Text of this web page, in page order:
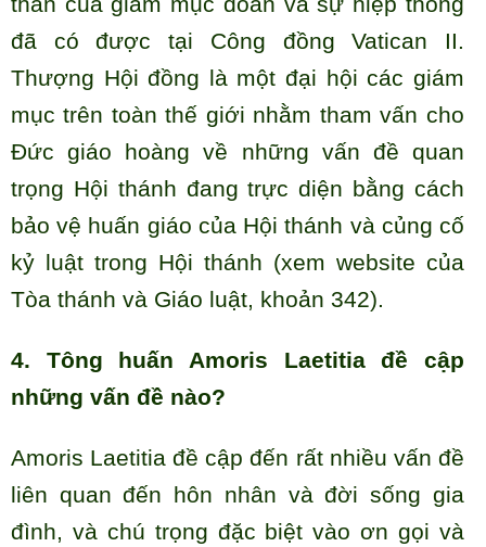
đã có được tại Công đồng Vatican II.
Thượng Hội đồng là một đại hội các giám
mục trên toàn thế giới nhằm tham vấn cho
Đức giáo hoàng về những vấn đề quan
trọng Hội thánh đang trực diện bằng cách
bảo vệ huấn giáo của Hội thánh và củng cố
kỷ luật trong Hội thánh (xem website của
Tòa thánh và Giáo luật, khoản 342).
4. Tông huấn Amoris Laetitia đề cập
những vấn đề nào?
Amoris Laetitia đề cập đến rất nhiều vấn đề
liên quan đến hôn nhân và đời sống gia
đình, và chú trọng đặc biệt vào ơn gọi và